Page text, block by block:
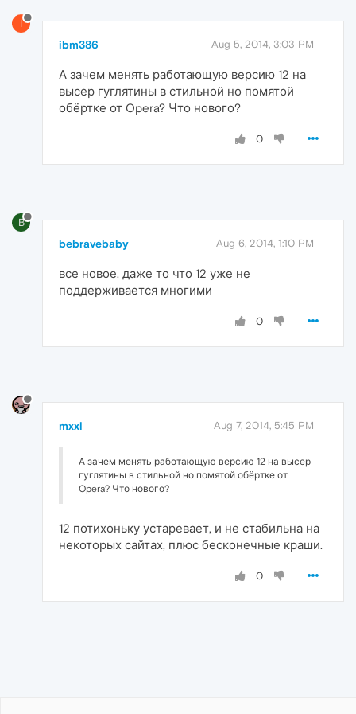
I
ibm386 Aug 5, 2014, 3:03 PM
А зачем менять работающую версию 12 на
высер гуглятины в стильной но помятой
обёртке от Opera? Что нового?
0
B
bebravebaby Aug 6, 2014, 1:10 PM
все новое, даже то что 12 уже не
поддерживается многими
0
mxxl Aug 7, 2014, 5:45 PM
А зачем менять работающую версию 12 на высер
гуглятины в стильной но помятой обёртке от
Opera? Что нового?
12 потихоньку устаревает, и не стабильна на
некоторых сайтах, плюс бесконечные краши.
0